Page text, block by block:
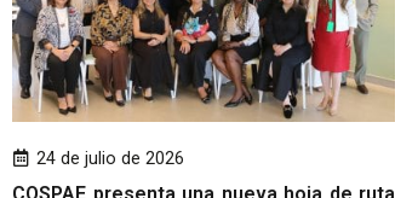
24 de julio de 2026